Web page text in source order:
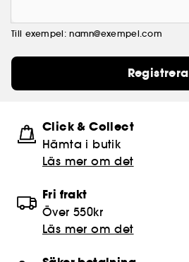
Till exempel: namn@exempel.com
Registrera
Click & Collect
Hämta i butik​
Läs mer om det
Fri frakt
Över 550kr
Läs mer om det